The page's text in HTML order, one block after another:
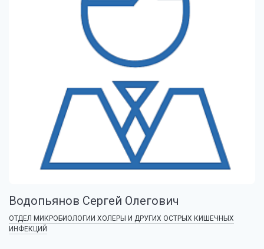
Водопьянов Сергей Олегович
ОТДЕЛ МИКРОБИОЛОГИИ ХОЛЕРЫ И ДРУГИХ ОСТРЫХ КИШЕЧНЫХ
ИНФЕКЦИЙ